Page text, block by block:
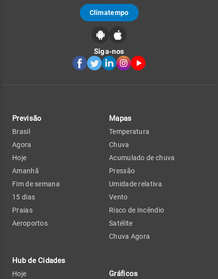
Climatempo
Siga-nos
Previsão
Brasil
Agora
Hoje
Amanhã
Fim de semana
15 dias
Praias
Aeroportos
Hub de Cidades
Hoje
Mapas
Temperatura
Chuva
Acumulado de chuva
Pressão
Umidade relativa
Vento
Risco de Incêndio
Satélite
Chuva Agora
Gráficos